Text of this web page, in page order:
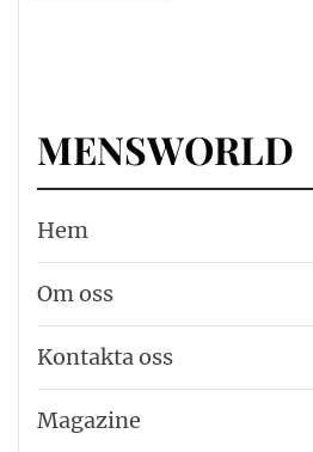
MENSWORLD
Hem
Om oss
Kontakta oss
Magazine